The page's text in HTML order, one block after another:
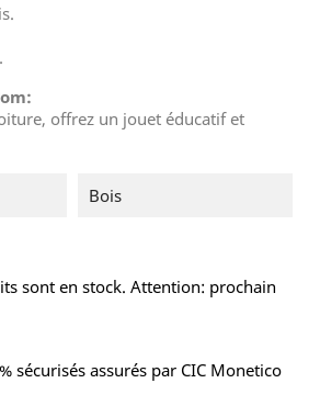
offrez un jouet éducatif et
Bois
sont en stock. Attention: prochain
sécurisés assurés par CIC Monetico